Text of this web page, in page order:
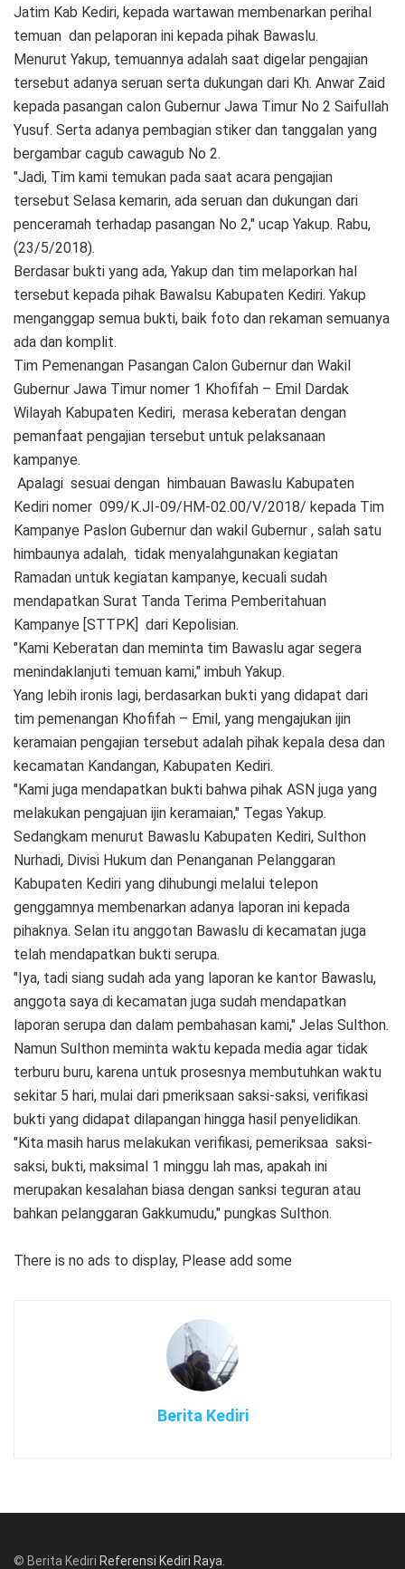
Jatim Kab Kediri, kepada wartawan membenarkan perihal
temuan dan pelaporan ini kepada pihak Bawaslu.
Menurut Yakup, temuannya adalah saat digelar pengajian
tersebut adanya seruan serta dukungan dari Kh. Anwar Zaid
kepada pasangan calon Gubernur Jawa Timur No 2 Saifullah
Yusuf. Serta adanya pembagian stiker dan tanggalan yang
bergambar cagub cawagub No 2.
"Jadi, Tim kami temukan pada saat acara pengajian
tersebut Selasa kemarin, ada seruan dan dukungan dari
penceramah terhadap pasangan No 2," ucap Yakup. Rabu,
(23/5/2018).
Berdasar bukti yang ada, Yakup dan tim melaporkan hal
tersebut kepada pihak Bawalsu Kabupaten Kediri. Yakup
menganggap semua bukti, baik foto dan rekaman semuanya
ada dan komplit.
Tim Pemenangan Pasangan Calon Gubernur dan Wakil
Gubernur Jawa Timur nomer 1 Khofifah – Emil Dardak
Wilayah Kabupaten Kediri, merasa keberatan dengan
pemanfaat pengajian tersebut untuk pelaksanaan
kampanye.
Apalagi sesuai dengan himbauan Bawaslu Kabupaten
Kediri nomer 099/K.JI-09/HM-02.00/V/2018/ kepada Tim
Kampanye Paslon Gubernur dan wakil Gubernur , salah satu
himbaunya adalah, tidak menyalahgunakan kegiatan
Ramadan untuk kegiatan kampanye, kecuali sudah
mendapatkan Surat Tanda Terima Pemberitahuan
Kampanye [STTPK] dari Kepolisian.
"Kami Keberatan dan meminta tim Bawaslu agar segera
menindaklanjuti temuan kami," imbuh Yakup.
Yang lebih ironis lagi, berdasarkan bukti yang didapat dari
tim pemenangan Khofifah – Emil, yang mengajukan ijin
keramaian pengajian tersebut adalah pihak kepala desa dan
kecamatan Kandangan, Kabupaten Kediri.
"Kami juga mendapatkan bukti bahwa pihak ASN juga yang
melakukan pengajuan ijin keramaian," Tegas Yakup.
Sedangkam menurut Bawaslu Kabupaten Kediri, Sulthon
Nurhadi, Divisi Hukum dan Penanganan Pelanggaran
Kabupaten Kediri yang dihubungi melalui telepon
genggamnya membenarkan adanya laporan ini kepada
pihaknya. Selan itu anggotan Bawaslu di kecamatan juga
telah mendapatkan bukti serupa.
"Iya, tadi siang sudah ada yang laporan ke kantor Bawaslu,
anggota saya di kecamatan juga sudah mendapatkan
laporan serupa dan dalam pembahasan kami," Jelas Sulthon.
Namun Sulthon meminta waktu kepada media agar tidak
terburu buru, karena untuk prosesnya membutuhkan waktu
sekitar 5 hari, mulai dari pmeriksaan saksi-saksi, verifikasi
bukti yang didapat dilapangan hingga hasil penyelidikan.
"Kita masih harus melakukan verifikasi, pemeriksaa saksi-
saksi, bukti, maksimal 1 minggu lah mas, apakah ini
merupakan kesalahan biasa dengan sanksi teguran atau
bahkan pelanggaran Gakkumudu," pungkas Sulthon.
There is no ads to display, Please add some
Berita Kediri
© Berita Kediri Referensi Kediri Raya